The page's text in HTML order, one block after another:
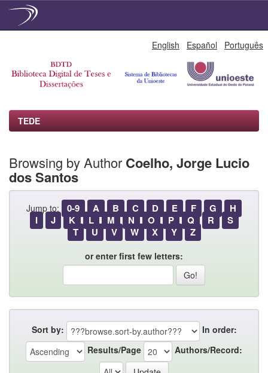
English Español Português
TEDE
Browsing by Author Coelho, Jorge Lucio
dos Santos
Jump to: 0-9 A B C D E F G
H
I
J K L M N O P Q R
S
T
U V W X Y Z
or enter first few letters:
Sort by:
In order:
Results/Page
Authors/Record: